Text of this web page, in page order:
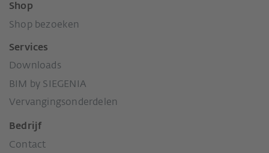
Shop
Shop bezoeken
Services
Downloads
BIM by SIEGENIA
Vervangingsonderdelen
Bedrijf
Contact